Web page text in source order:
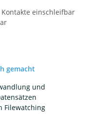
einschleifbar
gemacht
und
Filewatching